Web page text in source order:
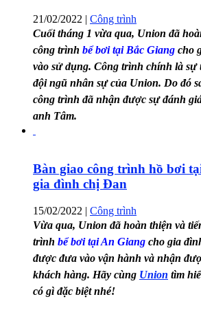
21/02/2022 | Công trình
Cuối tháng 1 vừa qua, Union đã
công trình bể bơi tại Bắc Giang cho
vào sử dụng. Công trình chính là sự
đội ngũ nhân sự của Union. Do đó
công trình đã nhận được sự đánh
anh Tâm.
Bàn giao công trình hồ bơi
gia đình chị Đan
15/02/2022 | Công trình
Vừa qua, Union đã hoàn thiện và
trình bể bơi tại An Giang cho gia
được đưa vào vận hành và nhận
khách hàng. Hãy cùng Union tìm
có gì đặc biệt nhé!